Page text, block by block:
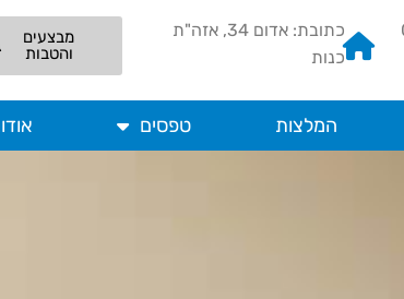
כתובת: אדום 34, אזה"ת
כנות
מבצעים
והטבות
המלצות טפסים